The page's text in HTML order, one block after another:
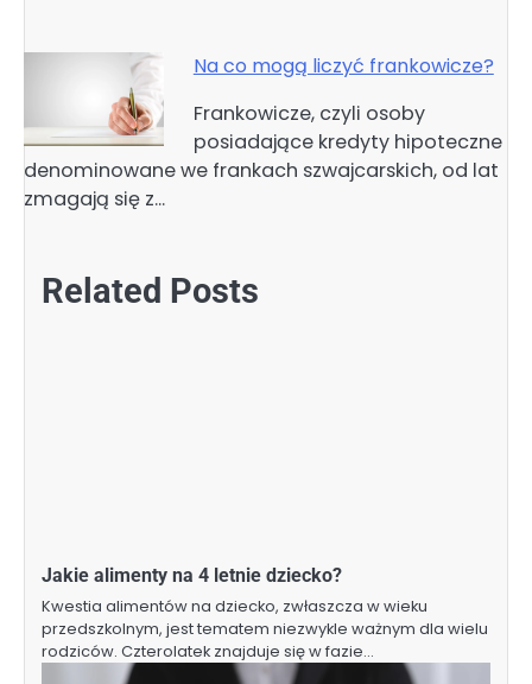
Na co mogą liczyć frankowicze?
Frankowicze, czyli osoby
posiadające kredyty hipoteczne
denominowane we frankach szwajcarskich, od lat
zmagają się z…
Related Posts
Jakie alimenty na 4 letnie dziecko?
Kwestia alimentów na dziecko, zwłaszcza w wieku
przedszkolnym, jest tematem niezwykle ważnym dla wielu
rodziców. Czterolatek znajduje się w fazie…